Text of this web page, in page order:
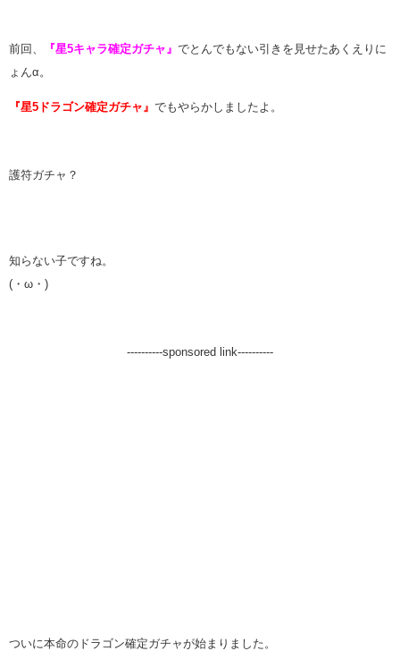
前回、 『星5キャラ確定ガチャ』 でとんでもない引きを見せたあくえりに
ょんα。
『星5ドラゴン確定ガチャ』 でもやらかしましたよ。
護符ガチャ？
知らない子ですね。
(・ω・)
----------sponsored link----------
ついに本命のドラゴン確定ガチャが始まりました。